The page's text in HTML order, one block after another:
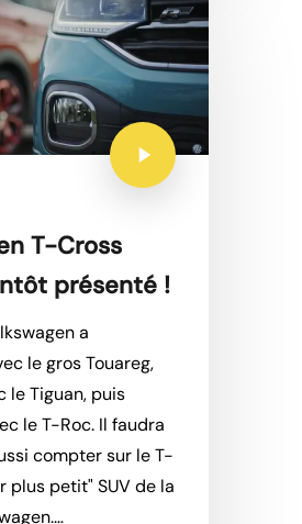
T-Cross
présenté !
a
le gros Touareg,
le Tiguan, puis
le T-Roc. Il faudra
compter sur le T-
plus petit" SUV de la